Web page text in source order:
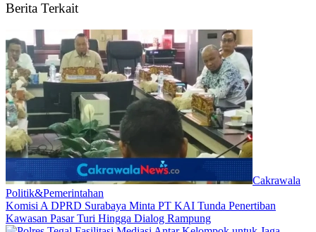
Berita Terkait
Cakrawala
Politik&Pemerintahan
Komisi A DPRD Surabaya Minta PT KAI Tunda Penertiban
Kawasan Pasar Turi Hingga Dialog Rampung